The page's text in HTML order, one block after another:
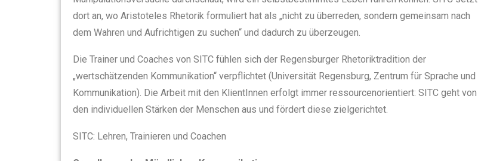
dort an, wo Aristoteles Rhetorik formuliert hat als „nicht zu überreden, sondern gemeinsam nach
dem Wahren und Aufrichtigen zu suchen“ und dadurch zu überzeugen.
Die Trainer und Coaches von SITC fühlen sich der Regensburger Rhetoriktradition der
„wertschätzenden Kommunikation“ verpflichtet (Universität Regensburg, Zentrum für Sprache und
Kommunikation). Die Arbeit mit den KlientInnen erfolgt immer ressourcenorientiert: SITC geht von
den individuellen Stärken der Menschen aus und fördert diese zielgerichtet.
SITC: Lehren, Trainieren und Coachen